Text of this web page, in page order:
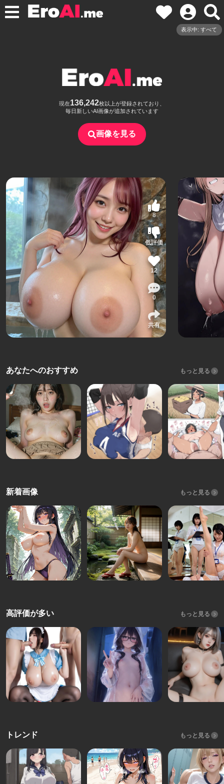
表示中: すべて
現在136,242枚以上が登録されており、
毎日新しいAI画像が追加されています
画像を見る
8
低評価
12
0
共有
あなたへのおすすめ もっと見る
新着画像 もっと見る
高評価が多い もっと見る
トレンド もっと見る